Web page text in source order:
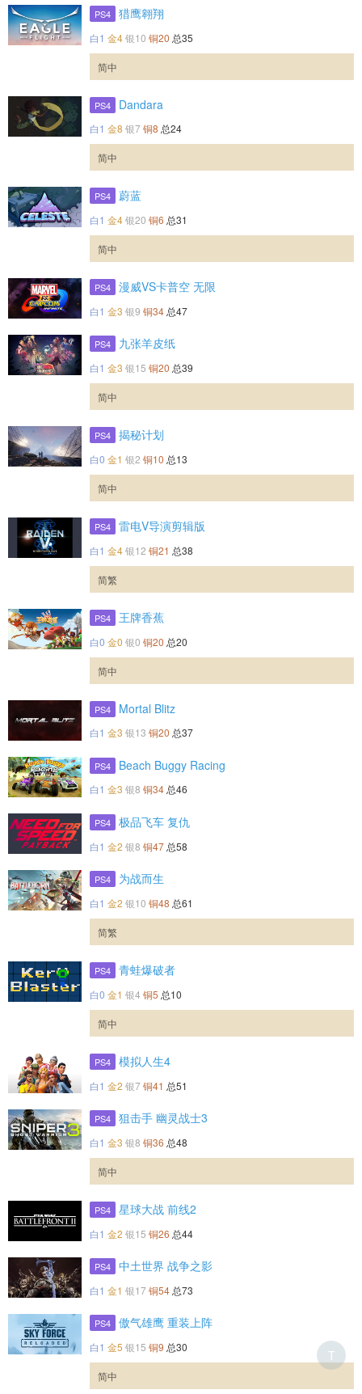
PS4 猎鹰翱翔
白1 金4银10 铜20 总35
简中
PS4 Dandara
白1 金8 银7 铜8 总24
简中
PS4 蔚蓝
白1 金4银20 铜6 总31
简中
PS4 漫威VS卡普空 无限
白1 金3 银9 铜34 总47
PS4 九张羊皮纸
白1 金3 银15 铜20 总39
简中
PS4 揭秘计划
白0 金1 银2 铜10 总13
简中
PS4 雷电V导演剪辑版
白1 金4银12 铜21 总38
简繁
PS4 王牌香蕉
白0 金0 银0 铜20 总20
简中
PS4 Mortal Blitz
白1 金3 银13 铜20 总37
PS4 Beach Buggy Racing
白1 金3 银8 铜34 总46
PS4 极品飞车 复仇
白1 金2 银8 铜47 总58
PS4 为战而生
白1 金2 银10 铜48 总61
简繁
PS4 青蛙爆破者
白0 金1 银4 铜5 总10
简中
PS4 模拟人生4
白1 金2 银7 铜41 总51
PS4 狙击手 幽灵战士3
白1 金3 银8 铜36 总48
简中
PS4 星球大战 前线2
白1 金2 银15 铜26 总44
PS4 中土世界 战争之影
白1 金1 银17 铜54 总73
PS4 傲气雄鹰 重装上阵
白1 金5 银15 铜9 总30
简中
T